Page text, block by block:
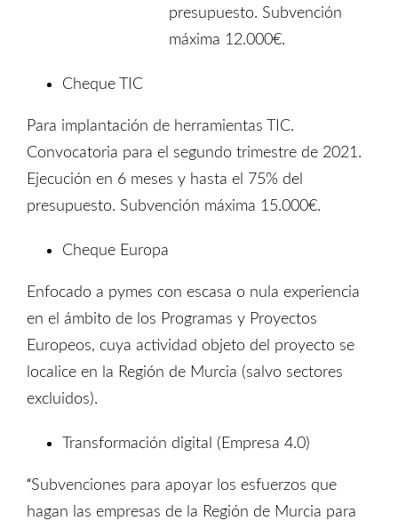
presupuesto. Subvención
máxima 12.000€.
Cheque TIC
Para implantación de herramientas TIC.
Convocatoria para el segundo trimestre de 2021.
Ejecución en 6 meses y hasta el 75% del
presupuesto. Subvención máxima 15.000€.
Cheque Europa
Enfocado a pymes con escasa o nula experiencia
en el ámbito de los Programas y Proyectos
Europeos, cuya actividad objeto del proyecto se
localice en la Región de Murcia (salvo sectores
excluidos).
Transformación digital (Empresa 4.0)
“Subvenciones para apoyar los esfuerzos que
hagan las empresas de la Región de Murcia para